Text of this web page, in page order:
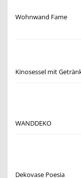
Wohnwand Fame
Kinosessel mit
WANDDEKO
Dekovase Poesia